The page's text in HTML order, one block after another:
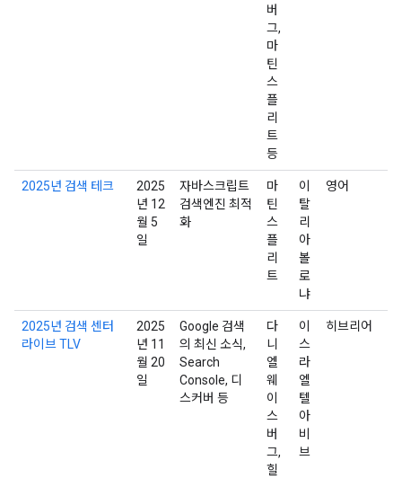
버
그,
마
틴
스
플
리
트
등
2025년 검색 테크
2025
년 12
월 5
일
자바스크립트
검색엔진 최적
화
마
틴
스
플
리
트
이
탈
리
아
볼
로
냐
영어
2025년 검색 센터
라이브 TLV
2025
년 11
월 20
일
Google 검색
의 최신 소식,
Search
Console, 디
스커버 등
다
니
엘
웨
이
스
버
그,
힐
이
스
라
엘
텔
아
비
브
히브리어